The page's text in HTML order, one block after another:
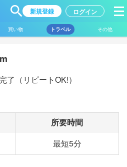
新規登録 ログイン
買い物 トラベル その他
了（リピートOK!）
所要時間
最短5分